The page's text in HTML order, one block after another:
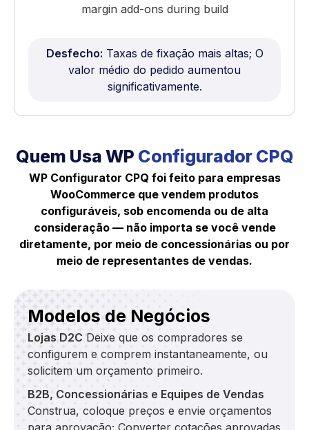
margin add-ons during build
Desfecho: Taxas de fixação mais altas; O
valor médio do pedido aumentou
significativamente.
Quem Usa WP Configurador CPQ
WP Configurator CPQ foi feito para empresas
WooCommerce que vendem produtos
configuráveis, sob encomenda ou de alta
consideração — não importa se você vende
diretamente, por meio de concessionárias ou por
meio de representantes de vendas.
Modelos de Negócios
Lojas D2C Deixe que os compradores se
configurem e comprem instantaneamente, ou
solicitem um orçamento primeiro.
B2B, Concessionárias e Equipes de Vendas
Construa, coloque preços e envie orçamentos
para aprovação; Converter cotações aprovadas